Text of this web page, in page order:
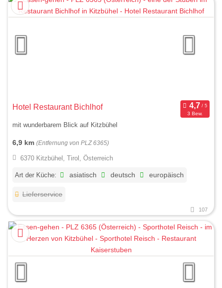
Hotel Restaurant Bichlhof
3 Bew.
mit wunderbarem Blick auf Kitzbühel
6,9 km (Entfernung von PLZ 6365)
6370 Kitzbühel, Tirol, Österreich
Art der Küche: asiatisch deutsch europäisch
Lieferservice
107